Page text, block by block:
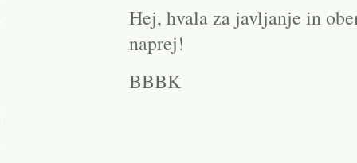
Hej, hvala za javljanje in
naprej!
BBBK